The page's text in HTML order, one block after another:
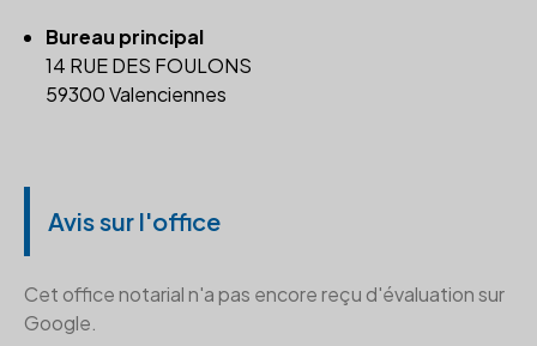
Bureau principal
14 RUE DES FOULONS
59300 Valenciennes
Avis sur l'office
Cet office notarial n'a pas encore reçu d'évaluation sur
Google.